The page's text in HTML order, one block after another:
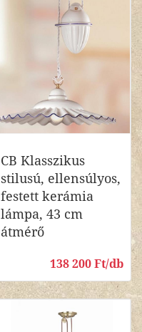
CB Klasszikus
stilusú, ellensúlyos,
festett kerámia
lámpa, 43 cm
átmérő
138 200 Ft/db